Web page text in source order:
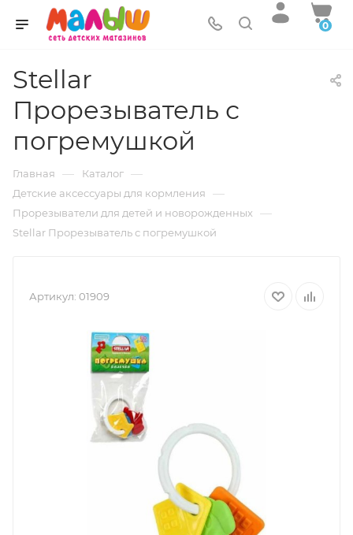
0
Stellar
Прорезыватель с
погремушкой
Главная — Каталог —
Детские аксессуары для кормления —
Прорезыватели для детей и новорожденных —
Stellar Прорезыватель с погремушкой
Артикул: 01909